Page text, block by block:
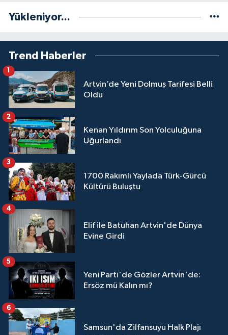
Yükleniyor...
Trend Haberler
Artvin’de Yeni Dolmuş Tarifesi Belli
Oldu
Kenan Yıldırım Son Yolculuğuna
Uğurlandı
2
1700 Rakımlı Yaylada Türk-Gürcü
Kültürü Buluştu
3
Elif ile Batuhan Artvin'de Dünya
Evine Girdi
4
Yeni Parti'de Gözler Artvin'de:
Ersöz mü Kalın mı?
5
Samsun'da Zilfansuyu Halk Plajı
6